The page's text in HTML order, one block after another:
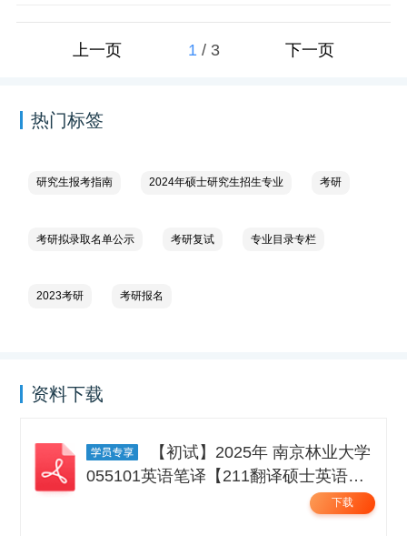
上一页 1 / 3 下一页
热门标签
研究生报考指南 2024年硕士研究生招生专业 考研
考研拟录取名单公示 考研复试 专业目录专栏
2023考研 考研报名
资料下载
055101英语笔译【211翻译硕士英语】
下载